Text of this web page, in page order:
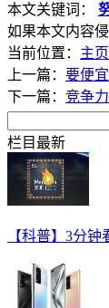
本文关键词：
如果本文内容
当前位置： 主页
上一篇： 要便
下一篇： 竞争
栏目最新
【科普】3分